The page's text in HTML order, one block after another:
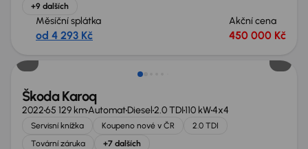
+9 dalších
Měsíční splátka
od 4 293 Kč
Akční cena
450 000 Kč
Zlevněno o 20 000 Kč
Škoda Karoq
202265 129 kmAutomatDiesel2.0 TDI110 kW4x4
Servisní knížka Koupeno nové v ČR
2.0 TDI
Tovární záruka
+7 dalších